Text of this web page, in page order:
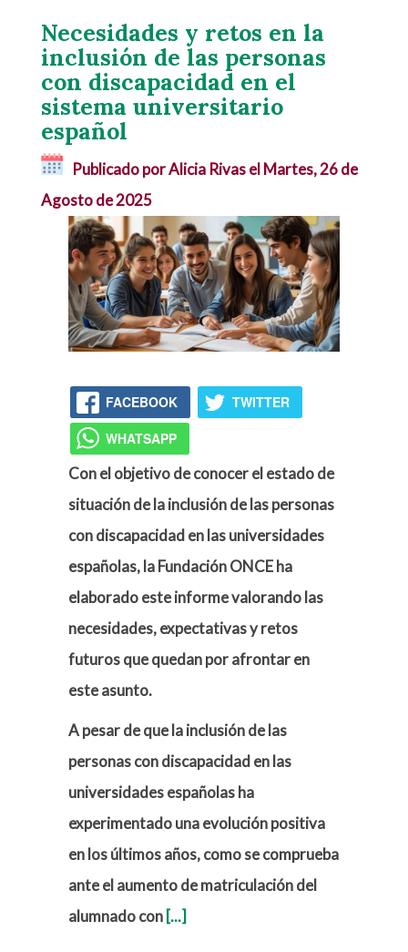
Necesidades y retos en la
inclusión de las personas
con discapacidad en el
sistema universitario
español
Publicado por Alicia Rivas el Martes, 26 de
Agosto de 2025
FACEBOOK
TWITTER
WHATSAPP
Con el objetivo de conocer el estado de
situación de la inclusión de las personas
con discapacidad en las universidades
españolas, la Fundación ONCE ha
elaborado este informe valorando las
necesidades, expectativas y retos
futuros que quedan por afrontar en
este asunto.
A pesar de que la inclusión de las
personas con discapacidad en las
universidades españolas ha
experimentado una evolución positiva
en los últimos años, como se comprueba
ante elaumento de matriculacióndel
alumnado con[...]